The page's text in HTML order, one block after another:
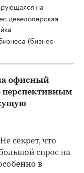
на
девелоперская
(бизнес-
офисный
перспективным
Не секрет, что
спрос на
в